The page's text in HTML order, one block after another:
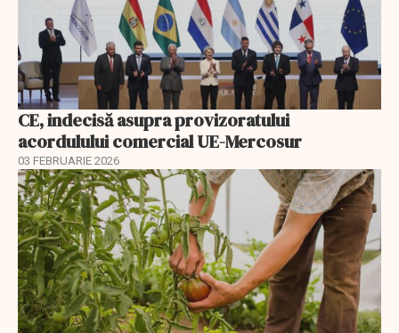
CE, indecisă asupra provizoratului
acordulului comercial UE-Mercosur
03 FEBRUARIE 2026